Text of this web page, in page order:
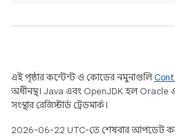
এই পৃষ্ঠার কন্টেন্ট ও কোডের নমুনাগুলি
অধীনস্থ। Java এবং OpenJDK হল Oracle
সংস্থার রেজিস্টার্ড ট্রেডমার্ক।
2026-06-22 UTC-তে শেষবার আপডেট